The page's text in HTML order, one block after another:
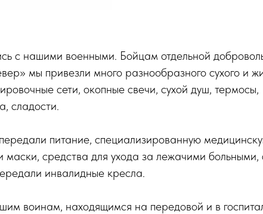
с нашими военными. Бойцам отдельной
мы привезли много разнообразного сухого и
сети, окопные свечи, сухой душ, термосы,
сладости.
питание, специализированную
маски, средства для ухода за лежачими больными,
инвалидные кресла.
воинам, находящимся на передовой и в